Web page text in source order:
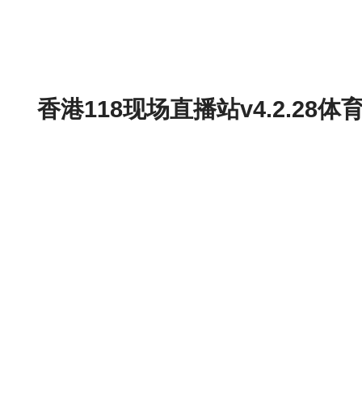
香港118现场直播站v4.2.28体